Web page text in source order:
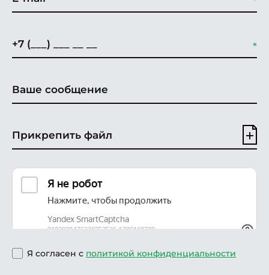
Прикрепить файл
Я согласен с политикой конфиденциальности